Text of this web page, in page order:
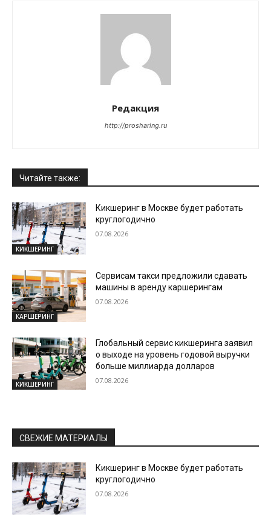
Редакция
http://prosharing.ru
Читайте также:
КИКШЕРИНГ
Кикшеринг в Москве будет работать
круглогодично
07.08.2026
КАРШЕРИНГ
Сервисам такси предложили сдавать
машины в аренду каршерингам
07.08.2026
КИКШЕРИНГ
Глобальный сервис кикшеринга заявил
о выходе на уровень годовой выручки
больше миллиарда долларов
07.08.2026
СВЕЖИЕ МАТЕРИАЛЫ
Кикшеринг в Москве будет работать
круглогодично
07.08.2026